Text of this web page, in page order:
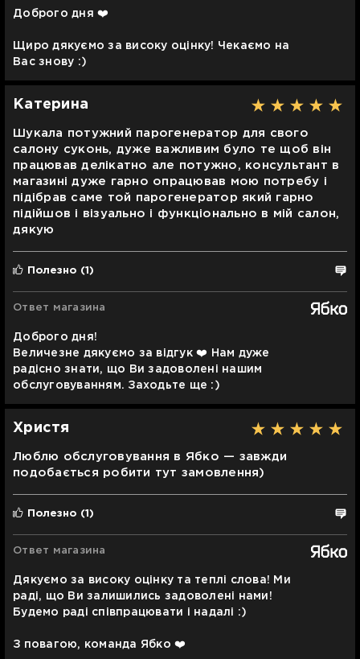
Доброго дня ❤️
Щиро дякуємо за високу оцінку! Чекаємо на
Вас знову :)
Катерина
Шукала потужний парогенератор для свого
салону суконь, дуже важливим було те щоб він
працював делікатно але потужно, консультант в
магазині дуже гарно опрацював мою потребу і
підібрав саме той парогенератор який гарно
підійшов і візуально і функціонально в мій салон,
дякую
Полезно (1)
Ответ магазина
Доброго дня!
Величезне дякуємо за відгук ❤️ Нам дуже
радісно знати, що Ви задоволені нашим
обслуговуванням. Заходьте ще :)
Христя
Люблю обслуговування в Ябко — завжди
подобається робити тут замовлення)
Полезно (1)
Ответ магазина
Дякуємо за високу оцінку та теплі слова! Ми
раді, що Ви залишились задоволені нами!
Будемо раді співпрацювати і надалі :)
З повагою, команда Ябко ❤️